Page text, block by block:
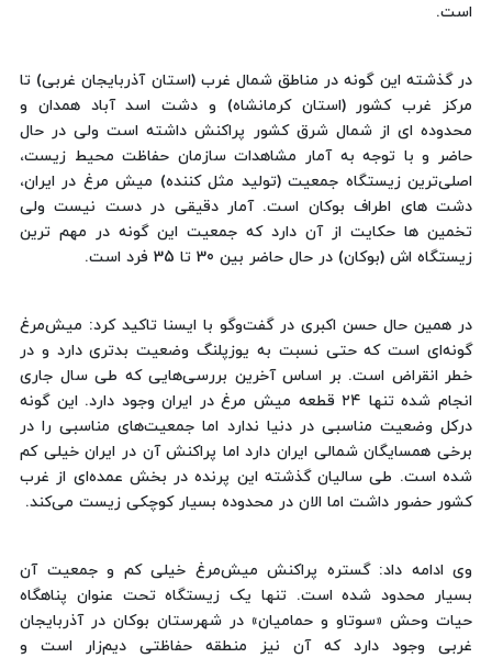
است.
در گذشته این گونه در مناطق شمال غرب (استان آذربایجان غربی) تا
مرکز غرب کشور (استان کرمانشاه) و دشت اسد آباد همدان و
محدوده ای از شمال شرق کشور پراکنش داشته است ولی در حال
حاضر و با توجه به آمار مشاهدات سازمان حفاظت محیط زیست،
اصلی‌ترین زیستگاه جمعیت (تولید مثل کننده) میش مرغ در ایران،
دشت های اطراف بوکان است. آمار دقیقی در دست نیست ولی
تخمین ها حکایت از آن دارد که جمعیت این گونه در مهم ترین
زیستگاه اش (بوکان) در حال حاضر بین 30 تا 35 فرد است.
در همین حال حسن اکبری در گفت‌وگو با ایسنا تاکید کرد: میش‌مرغ
گونه‌ای است که حتی نسبت به یوزپلنگ وضعیت بدتری دارد و در
خطر انقراض است. بر اساس آخرین بررسی‌هایی که طی سال جاری
انجام شده تنها ۲۴ قطعه میش مرغ در ایران وجود دارد. این گونه
درکل وضعیت مناسبی در دنیا ندارد اما جمعیت‌های مناسبی را در
برخی همسایگان شمالی ایران دارد اما پراکنش آن در ایران خیلی کم
شده است. طی سالیان گذشته این پرنده در بخش عمده‌ای از غرب
کشور حضور داشت اما الان در محدوده بسیار کوچکی زیست می‌کند.
وی ادامه داد: گستره پراکنش میش‌مرغ خیلی کم و جمعیت آن
بسیار محدود شده است. تنها یک زیستگاه تحت عنوان پناهگاه
حیات وحش «سوتاو و حمامیان» در شهرستان بوکان در آذربایجان
غربی وجود دارد که آن نیز منطقه حفاظتی دیم‌زار است و